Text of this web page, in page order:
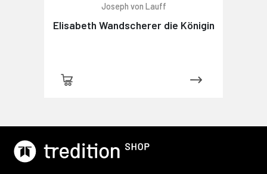
Joseph von Lauff
Elisabeth Wandscherer die Königin